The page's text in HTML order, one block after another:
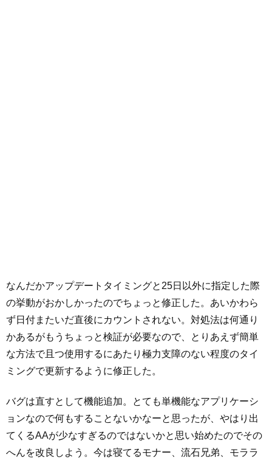
なんだかアップデートタイミングと25日以外に指定した際
の挙動がおかしかったのでちょっと修正した。あいかわら
ず日付またいだ直後にカウントされない。対処法は何通り
かあるがもうちょっと検証が必要なので、とりあえず簡単
な方法で且つ使用するにあたり極力支障のない程度のタイ
ミングで更新するように修正した。
バグは直すとして機能追加。とても単機能なアプリケーシ
ョンなので何もすることないかなーと思ったが、やはり出
てくるAAが少なすぎるのではないかと思い始めたのでその
へんを改良しよう。今は寝てるモナー、流石兄弟、モララ